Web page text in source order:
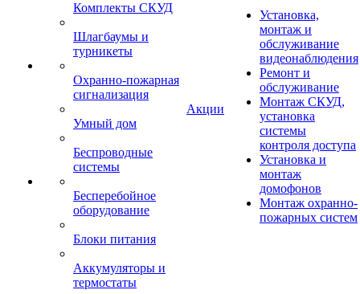
Комплекты СКУД
Шлагбаумы и
турникеты
Охранно-пожарная
сигнализация
Умный дом
Беспроводные
системы
Бесперебойное
оборудование
Блоки питания
Аккумуляторы и
термостаты
Акции
Установка,
монтаж и
обслуживание
видеонаблюдения
Ремонт и
обслуживание
Монтаж СКУД,
установка
системы
контроля доступа
Установка и
монтаж
домофонов
Монтаж охранно-
пожарных систем